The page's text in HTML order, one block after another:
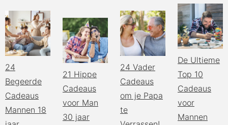
24
Begeerde
Cadeaus
Mannen 18
21 Hippe
Cadeaus
voor Man
30 jaar
24 Vader
Cadeaus
om je Papa
te
De Ultieme
Top 10
Cadeaus
voor
Mannen